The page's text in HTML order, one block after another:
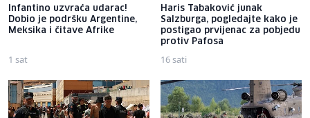
Infantino uzvraća udarac!
Dobio je podršku Argentine,
Meksika i čitave Afrike
1 sat
Haris Tabaković junak
Salzburga, pogledajte kako je
postigao prvijenac za pobjedu
protiv Pafosa
16 sati